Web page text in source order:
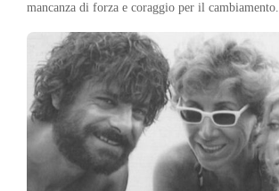
mancanza di forza e coraggio per il cambiamento.